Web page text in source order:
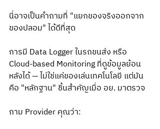
นี่อาจเป็นคำถามที่ "แยกของจริงออกจาก
ของปลอม" ได้ดีที่สุด
การมี Data Logger ในรถขนส่ง หรือ
Cloud-based Monitoring ที่ดูข้อมูลย้อน
หลังได้ — ไม่ใช่แค่ของเล่นเทคโนโลยี แต่มัน
คือ "หลักฐาน" ชิ้นสำคัญเมื่อ อย. มาตรวจ
ถาม Provider คุณว่า: